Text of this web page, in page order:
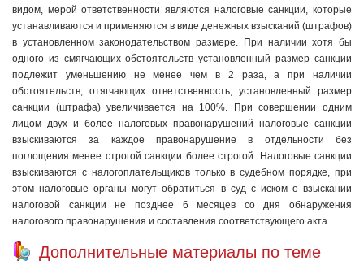
видом, мерой ответственности являются налоговые санкции, которые
устанавливаются и применяются в виде денежных взысканий (штрафов)
в установленном законодательством размере. При наличии хотя бы
одного из смягчающих обстоятельств установленный размер санкции
подлежит уменьшению не менее чем в 2 раза, а при наличии
обстоятельств, отягчающих ответственность, установленный размер
санкции (штрафа) увеличивается на 100%. При совершении одним
лицом двух и более налоговых правонарушений налоговые санкции
взыскиваются за каждое правонарушение в отдельности без
поглощения менее строгой санкции более строгой. Налоговые санкции
взыскиваются с налогоплательщиков только в судебном порядке, при
этом налоговые органы могут обратиться в суд с иском о взыскании
налоговой санкции не позднее 6 месяцев со дня обнаружения
налогового правонарушения и составления соответствующего акта.
Дополнительные материалы по теме